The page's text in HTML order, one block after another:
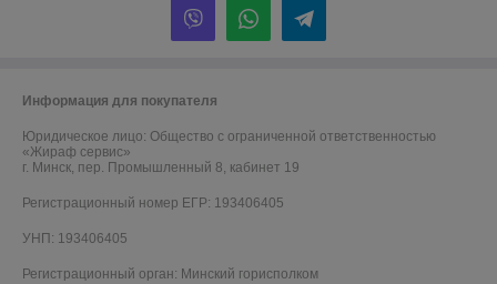
Информация для покупателя
Юридическое лицо: Общество с ограниченной ответственностью
«Жираф сервис»
г. Минск, пер. Промышленный 8, кабинет 19
Регистрационный номер ЕГР: 193406405
УНП: 193406405
Регистрационный орган: Минский горисполком